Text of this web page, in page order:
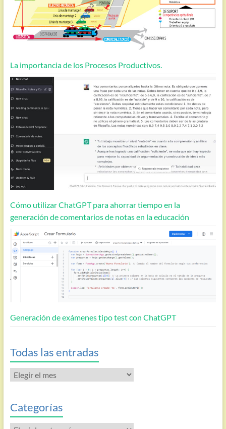
La importancia de los Procesos Productivos.
Cómo utilizar ChatGPT para ahorrar tiempo en la
generación de comentarios de notas en la educación
Generación de exámenes tipo test con ChatGPT
Todas las entradas
Todas
las
Categorías